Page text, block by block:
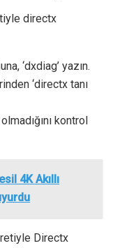
directx
‘dxdiag’ yazın.
‘directx tanı
kontrol
4K Akıllı
Directx